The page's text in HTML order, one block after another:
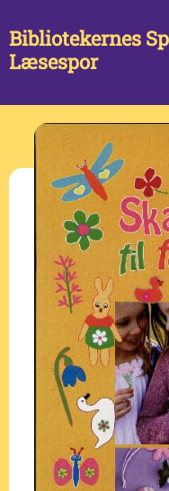
Bibliotekernes
Læsespor